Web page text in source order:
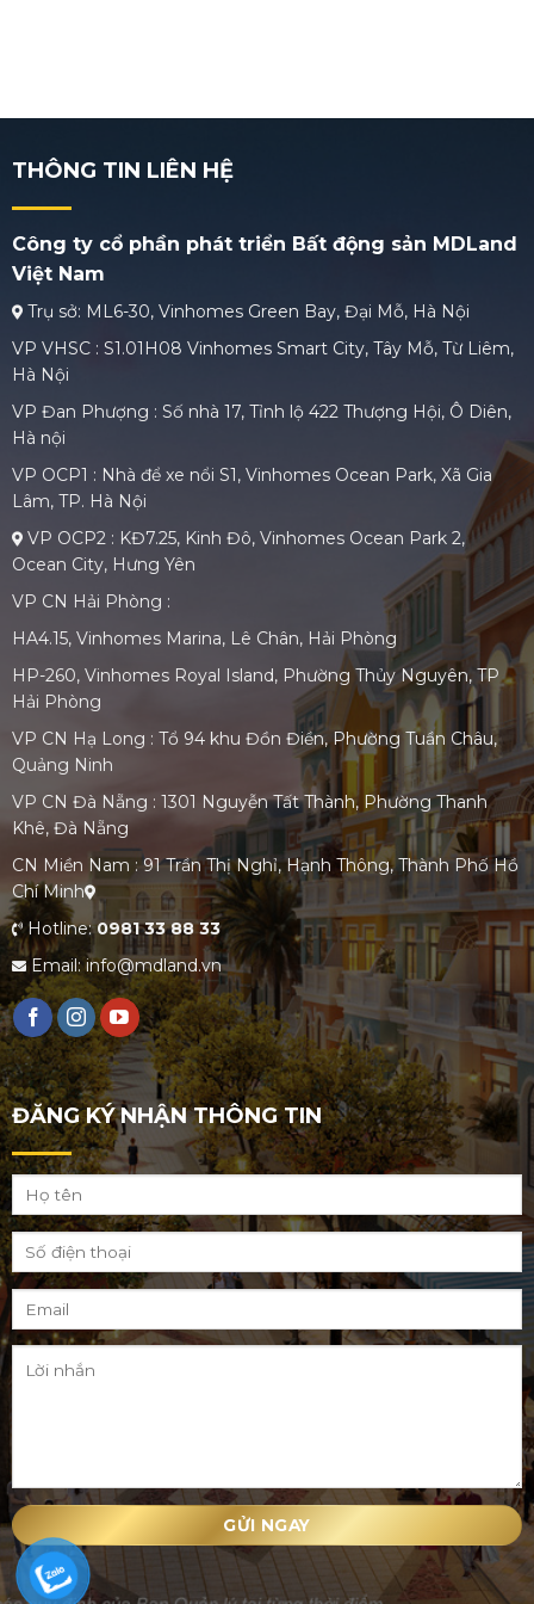
THÔNG TIN LIÊN HỆ
Công ty cổ phần phát triển Bất động sản MDLand
Việt Nam
Trụ sở: ML6-30, Vinhomes Green Bay, Đại Mỗ, Hà Nội
VP VHSC : S1.01H08 Vinhomes Smart City, Tây Mỗ, Từ Liêm,
Hà Nội
VP Đan Phượng : Số nhà 17, Tỉnh lộ 422 Thượng Hội, Ô Diên,
Hà nội
VP OCP1 : Nhà để xe nổi S1, Vinhomes Ocean Park, Xã Gia
Lâm, TP. Hà Nội
VP OCP2 : KĐ7.25, Kinh Đô, Vinhomes Ocean Park 2,
Ocean City, Hưng Yên
VP CN Hải Phòng :
HA4.15, Vinhomes Marina, Lê Chân, Hải Phòng
HP-260, Vinhomes Royal Island, Phường Thủy Nguyên, TP
Hải Phòng
VP CN Hạ Long : Tổ 94 khu Đồn Điền, Phường Tuần Châu,
Quảng Ninh
VP CN Đà Nẵng : 1301 Nguyễn Tất Thành, Phường Thanh
Khê, Đà Nẵng
CN Miền Nam : 91 Trần Thị Nghỉ, Hạnh Thông, Thành Phố Hồ
Chí Minh
Hotline:0981 33 88 33
Email: info@mdland.vn
ĐĂNG KÝ NHẬN THÔNG TIN